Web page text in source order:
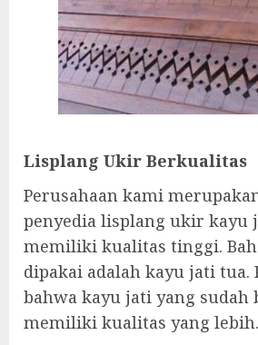
Lisplang Ukir Berkualitas
Perusahaan kami
penyedia lisplang ukir kayu
memiliki kualitas tinggi.
dipakai adalah kayu jati
bahwa kayu jati yang
memiliki kualitas yang lebih.